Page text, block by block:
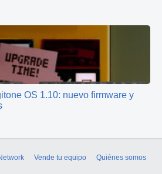
OS 1.10: nuevo firmware y
Vende tu equipo
Quiénes somos